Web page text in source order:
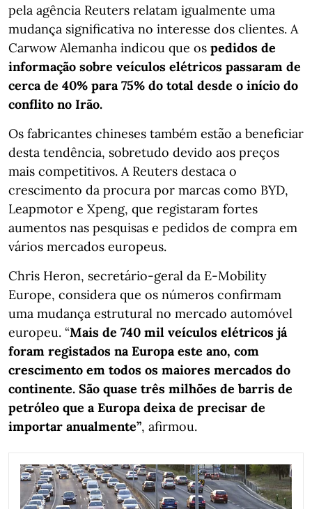
pela agência Reuters relatam igualmente uma
mudança significativa no interesse dos clientes. A
Carwow Alemanha indicou que os pedidos de
informação sobre veículos elétricos passaram de
cerca de 40% para 75% do total desde o início do
conflito no Irão.
Os fabricantes chineses também estão a beneficiar
desta tendência, sobretudo devido aos preços
mais competitivos. A Reuters destaca o
crescimento da procura por marcas como BYD,
Leapmotor e Xpeng, que registaram fortes
aumentos nas pesquisas e pedidos de compra em
vários mercados europeus.
Chris Heron, secretário-geral da E-Mobility
Europe, considera que os números confirmam
uma mudança estrutural no mercado automóvel
europeu. “Mais de 740 mil veículos elétricos já
foram registados na Europa este ano, com
crescimento em todos os maiores mercados do
continente. São quase três milhões de barris de
petróleo que a Europa deixa de precisar de
importar anualmente”, afirmou.